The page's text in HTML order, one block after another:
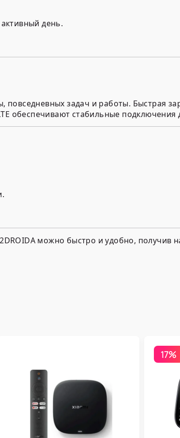
день.
задач и работы. Быстрая
обеспечивают стабильные подключения
можно быстро и удобно, получив
17%